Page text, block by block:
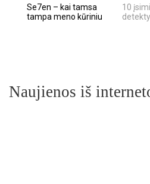
Se7en – kai tamsa
tampa meno kūriniu
10
Naujienos iš